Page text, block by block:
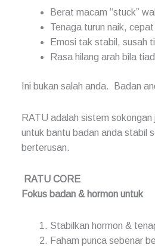
Berat macam “stuck”
Tenaga turun naik,
Emosi tak stabil, susah
Rasa hilang arah bila
Ini bukan salah anda. Badan
RATU adalah sistem sokongan
untuk bantu badan anda stabil
berterusan.
RATU CORE
Fokus badan & hormon untuk
Stabilkan hormon &
Faham punca sebenar